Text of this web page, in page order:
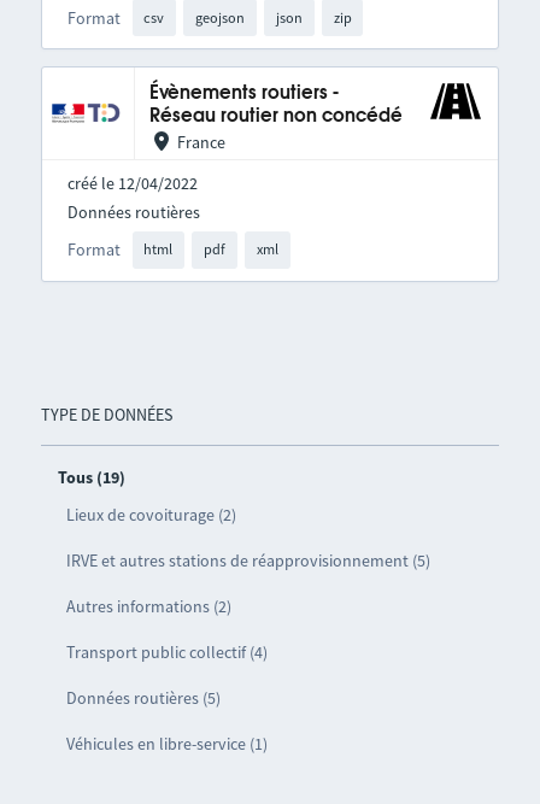
TYPE DE DONNÉES
Tous (19)
Lieux de covoiturage (2)
IRVE et autres stations de réapprovisionnement (5)
Autres informations (2)
Transport public collectif (4)
Données routières (5)
Véhicules en libre-service (1)
Format csv geojson json zip
Évènements routiers -
Réseau routier non concédé
France
créé le 12/04/2022
Format html pdf xml
Données routières